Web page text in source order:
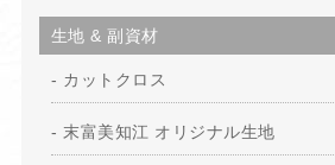
生地 & 副資材
カットクロス
末富美知江 オリジナル生地